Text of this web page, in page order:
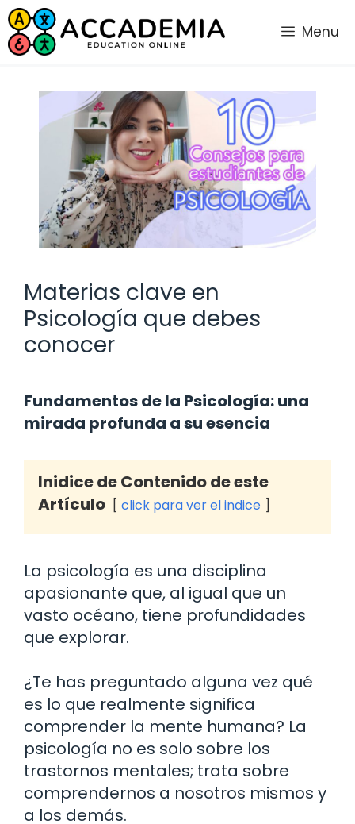
Saltar
al
contenido
Menu
Materias clave en
Psicología que debes
conocer
Fundamentos de la Psicología: una
mirada profunda a su esencia
Inidice de Contenido de este
Artículo
click para ver el indice
La psicología es una disciplina
apasionante que, al igual que un
vasto océano, tiene profundidades
que explorar.
¿Te has preguntado alguna vez qué
es lo que realmente significa
comprender la mente humana? La
psicología no es solo sobre los
trastornos mentales; trata sobre
comprendernos a nosotros mismos y
a los demás.